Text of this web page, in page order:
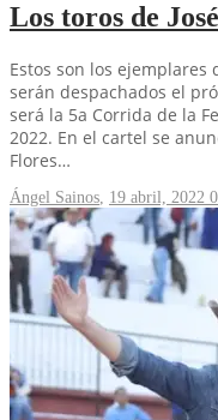
Los toros de
Estos son los ejemplares
serán despachados el
será la 5a Corrida de la
2022. En el cartel se
Flores…
Ángel Sainos, 19 abril, 2022 0